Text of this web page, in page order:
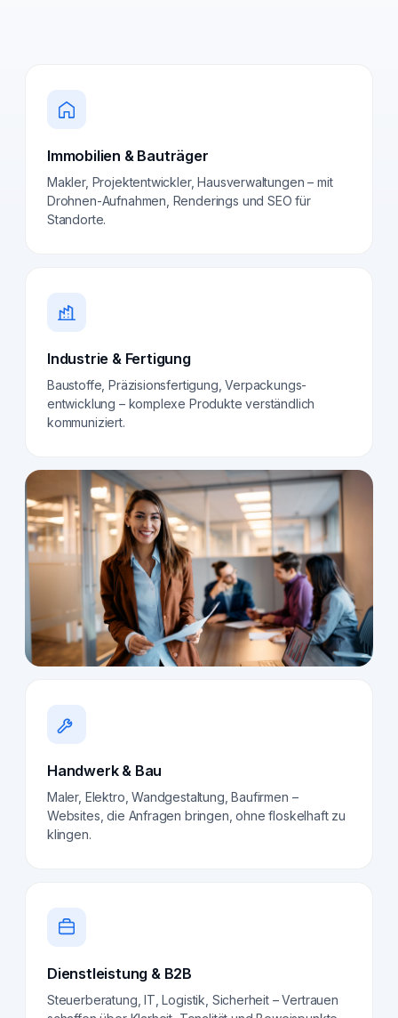
Immobilien & Bauträger
Makler, Projektentwickler, Hausverwaltungen – mit
Drohnen-Aufnahmen, Renderings und SEO für
Standorte.
Industrie & Fertigung
Baustoffe, Präzisionsfertigung, Verpackungs­
entwicklung – komplexe Produkte verständlich
kommuniziert.
Handwerk & Bau
Maler, Elektro, Wandgestaltung, Baufirmen –
Websites, die Anfragen bringen, ohne floskelhaft zu
klingen.
Dienstleistung & B2B
Steuerberatung, IT, Logistik, Sicherheit – Vertrauen